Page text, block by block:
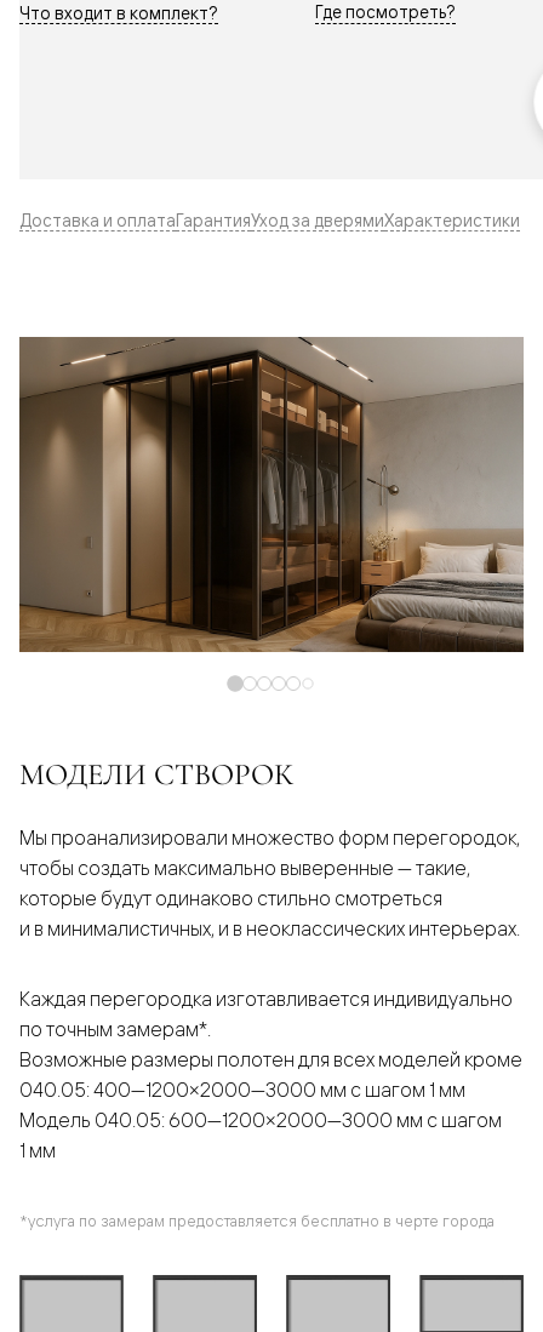
Что входит в комплект? Где посмотреть?
Доставка и оплатаГарантияУход за дверямиХарактеристики
МОДЕЛИ СТВОРОК
Мы проанализировали множество форм перегородок,
чтобы создать максимально выверенные — такие,
которые будут одинаково стильно смотреться
и в минималистичных, и в неоклассических интерьерах.
Каждая перегородка изготавливается индивидуально
по точным замерам*.
Возможные размеры полотен для всех моделей кроме
040.05: 400—1200×2000—3000 мм с шагом 1 мм
Модель 040.05: 600—1200×2000—3000 мм с шагом
1 мм
*услуга по замерам предоставляется бесплатно в черте города